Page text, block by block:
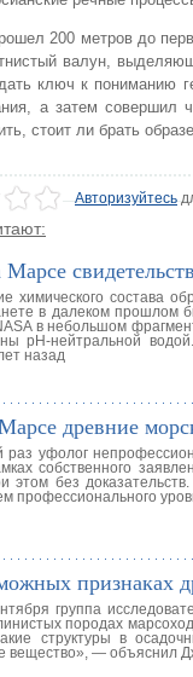
200 метров до
валун,
ключ к пониманию
а затем совершил
стоит ли брать
Авторизуйтесь
химического состава
в далеком прошлом
в небольшом
pH-нейтральной
назад
древние
раз уфолог
собственного
этом без
профессионального
признаках
группа
породах
структуры в
вещество», — объяснил